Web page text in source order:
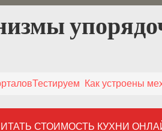
Тестируем Как устроены
СТОИМОСТЬ КУХНИ